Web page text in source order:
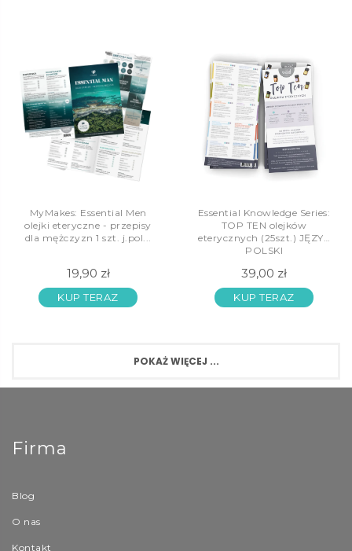
MyMakes: Essential Men
olejki eteryczne - przepisy
dla mężczyzn 1 szt. j.pol...
19,90 zł
KUP TERAZ
Essential Knowledge Series:
TOP TEN olejków
eterycznych (25szt.) JĘZYK
POLSKI
39,00 zł
KUP TERAZ
POKAŻ WIĘCEJ ...
Firma
Blog
O nas
Kontakt